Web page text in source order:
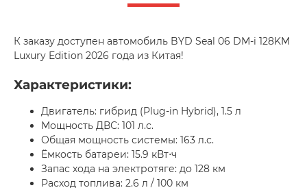
К заказу доступен автомобиль BYD Seal 06 DM-i 128KM
Luxury Edition 2026 года из Китая!
Характеристики:
Двигатель: гибрид (Plug-in Hybrid), 1.5 л
Мощность ДВС: 101 л.с.
Общая мощность системы: 163 л.с.
Ёмкость батареи: 15.9 кВт⋅ч
Запас хода на электротяге: до 128 км
Расход топлива: 2.6 л / 100 км